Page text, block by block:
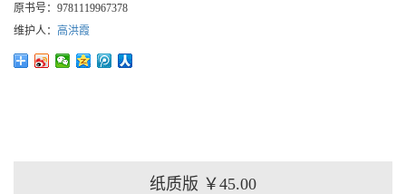
原书号： 9781119967378
维护人： 高洪霞
纸质版 ￥45.00